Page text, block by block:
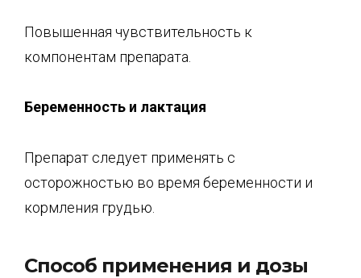
Повышенная чувствительность к
компонентам препарата.
Беременность и лактация
Препарат следует применять с
осторожностью во время беременности и
кормления грудью.
Способ применения и дозы